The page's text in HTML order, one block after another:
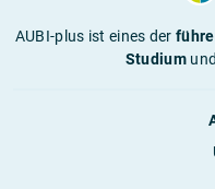
AUBI-plus ist eines der
Studium